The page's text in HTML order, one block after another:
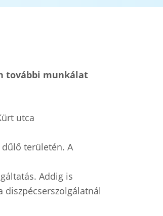
további munkálat
utca
területén. A
Addig is